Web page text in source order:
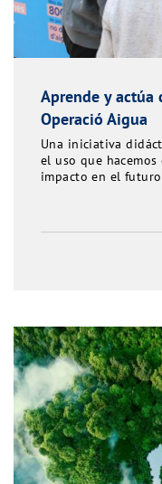
Aprende y
Operació Aigua
Una iniciativa
el uso que
impacto en el